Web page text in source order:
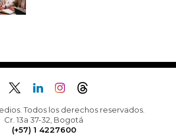
Todos los derechos reservados.
Cr. 13a 37-32, Bogotá
(+57) 1 4227600